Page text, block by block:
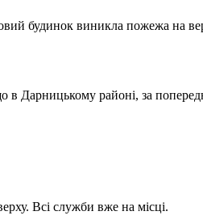
будинок виникла пожежа на
в Дарницькому районі, за
Всі служби вже на місці.